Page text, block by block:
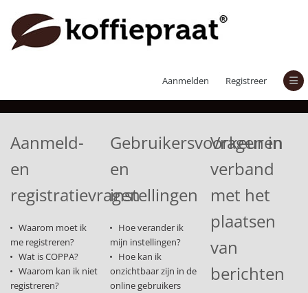
Aanmelden Registreer
Aanmeld-
en
registratievragen
Waarom moet ik
me registreren?
Wat is COPPA?
Waarom kan ik niet
registreren?
Gebruikersvoorkeuren
en
instellingen
Hoe verander ik
mijn instellingen?
Hoe kan ik
onzichtbaar zijn in de
online gebruikers
Vragen in
verband
met het
plaatsen
van
berichten